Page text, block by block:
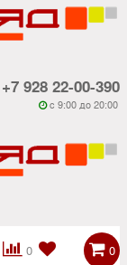
+7 928 22-00-390
 c 9:00 до 20:00
0

 0